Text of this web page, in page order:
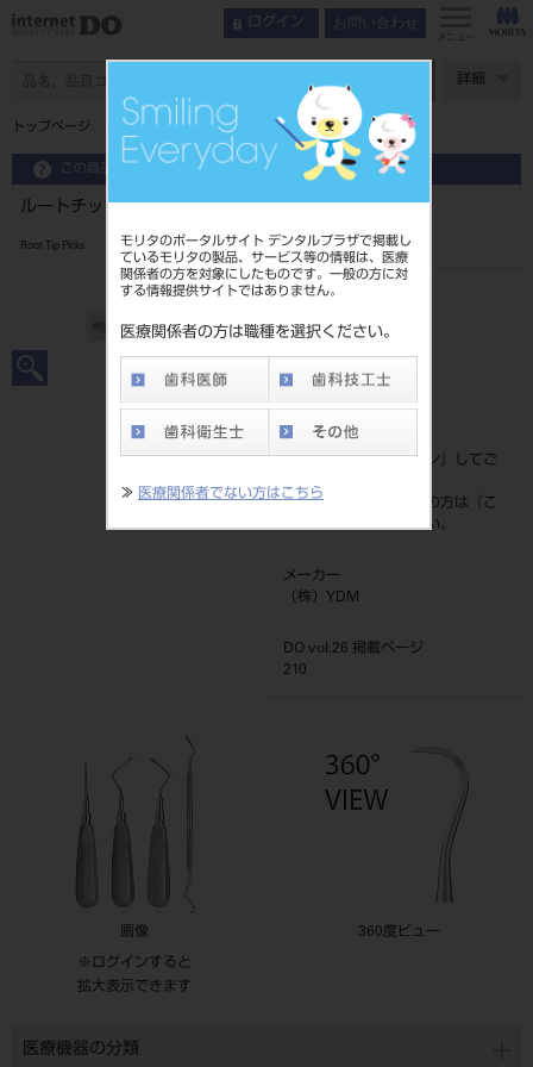
モリタのポータルサイト デンタルプラザで掲載し
ているモリタの製品、サービス等の情報は、医療
関係者の方を対象にしたものです。一般の方に対
する情報提供サイトではありません。
医療関係者の方は職種を選択ください。
≫ 医療関係者でない方はこちら
ログイン お問い合わせ
メニュー
詳細
トップページ ルートチップピックス ♯1S
この商品に関するお問い合わせ
ルートチップピックス ♯1S
Root Tip Picks
品目コード
4963931160853
標準価格
価格の確認は『ログイン
』してご
ネット会員登録がまだの方は『
こ
ちら』より登録ください。
メーカー
（株）YDM
DO vol.26 掲載ページ
210
画像
※ログインすると
拡大表示できます
360度ビュー
医療機器の分類